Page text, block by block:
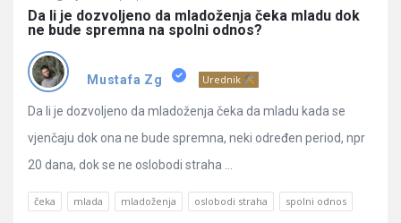
Latest
Pitanja
Da li je dozvoljeno da mladoženja čeka mladu dok
ne bude spremna na spolni odnos?
Mustafa Zg Urednik
Da li je dozvoljeno da mladoženja čeka da mladu kada se
vjenčaju dok ona ne bude spremna, neki određen period, npr
20 dana, dok se ne oslobodi straha ...
čeka mlada mladoženja oslobodi straha spolni odnos